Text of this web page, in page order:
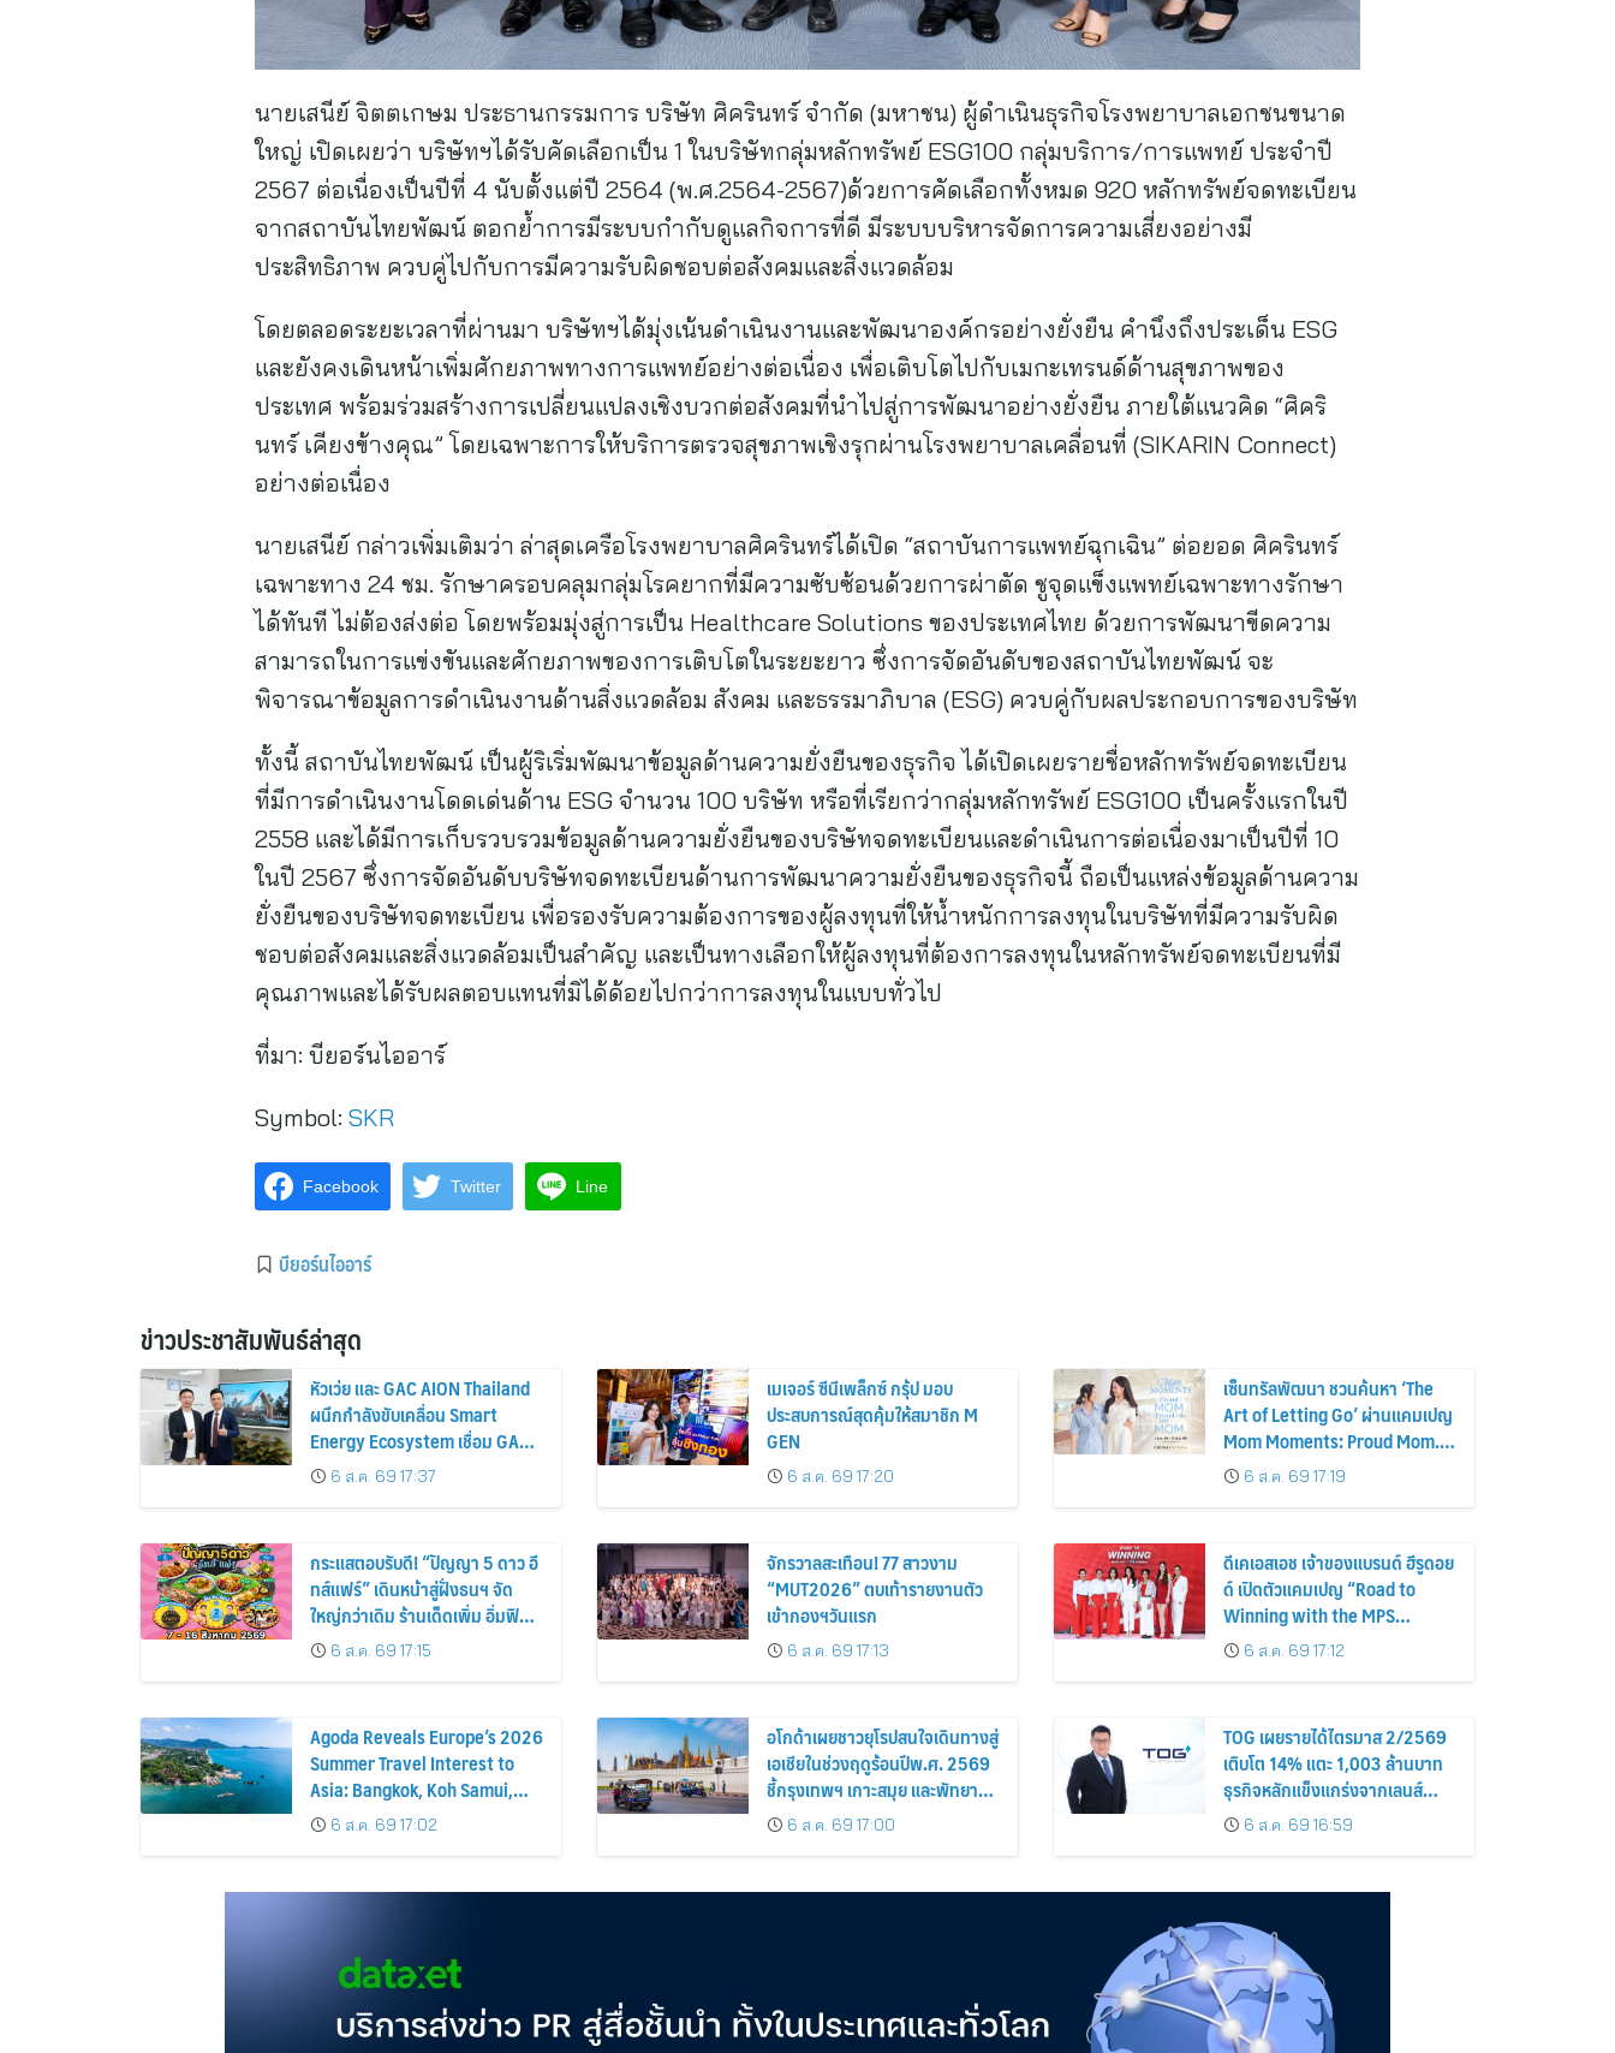
นายเสนีย์ จิตตเกษม ประธานกรรมการ บริษัท ศิครินทร์ จำกัด (มหาชน) ผู้ดำเนินธุรกิจโรงพยาบาลเอกชนขนาด
ใหญ่ เปิดเผยว่า บริษัทฯได้รับคัดเลือกเป็น 1 ในบริษัทกลุ่มหลักทรัพย์ ESG100 กลุ่มบริการ/การแพทย์ ประจำปี
2567 ต่อเนื่องเป็นปีที่ 4 นับตั้งแต่ปี 2564 (พ.ศ.2564-2567)ด้วยการคัดเลือกทั้งหมด 920 หลักทรัพย์จดทะเบียน
จากสถาบันไทยพัฒน์ ตอกย้ำการมีระบบกำกับดูแลกิจการที่ดี มีระบบบริหารจัดการความเสี่ยงอย่างมี
ประสิทธิภาพ ควบคู่ไปกับการมีความรับผิดชอบต่อสังคมและสิ่งแวดล้อม
โดยตลอดระยะเวลาที่ผ่านมา บริษัทฯได้มุ่งเน้นดำเนินงานและพัฒนาองค์กรอย่างยั่งยืน คำนึงถึงประเด็น ESG
และยังคงเดินหน้าเพิ่มศักยภาพทางการแพทย์อย่างต่อเนื่อง เพื่อเติบโตไปกับเมกะเทรนด์ด้านสุขภาพของ
ประเทศ พร้อมร่วมสร้างการเปลี่ยนแปลงเชิงบวกต่อสังคมที่นำไปสู่การพัฒนาอย่างยั่งยืน ภายใต้แนวคิด “ศิคริ
นทร์ เคียงข้างคุณ” โดยเฉพาะการให้บริการตรวจสุขภาพเชิงรุกผ่านโรงพยาบาลเคลื่อนที่ (SIKARIN Connect)
อย่างต่อเนื่อง
นายเสนีย์ กล่าวเพิ่มเติมว่า ล่าสุดเครือโรงพยาบาลศิครินทร์ได้เปิด “สถาบันการแพทย์ฉุกเฉิน” ต่อยอด ศิครินทร์
เฉพาะทาง 24 ชม. รักษาครอบคลุมกลุ่มโรคยากที่มีความซับซ้อนด้วยการผ่าตัด ชูจุดแข็งแพทย์เฉพาะทางรักษา
ได้ทันที ไม่ต้องส่งต่อ โดยพร้อมมุ่งสู่การเป็น Healthcare Solutions ของประเทศไทย ด้วยการพัฒนาขีดความ
สามารถในการแข่งขันและศักยภาพของการเติบโตในระยะยาว ซึ่งการจัดอันดับของสถาบันไทยพัฒน์ จะ
พิจารณาข้อมูลการดำเนินงานด้านสิ่งแวดล้อม สังคม และธรรมาภิบาล (ESG) ควบคู่กับผลประกอบการของบริษัท
ทั้งนี้ สถาบันไทยพัฒน์ เป็นผู้ริเริ่มพัฒนาข้อมูลด้านความยั่งยืนของธุรกิจ ได้เปิดเผยรายชื่อหลักทรัพย์จดทะเบียน
ที่มีการดำเนินงานโดดเด่นด้าน ESG จำนวน 100 บริษัท หรือที่เรียกว่ากลุ่มหลักทรัพย์ ESG100 เป็นครั้งแรกในปี
2558 และได้มีการเก็บรวบรวมข้อมูลด้านความยั่งยืนของบริษัทจดทะเบียนและดำเนินการต่อเนื่องมาเป็นปีที่ 10
ในปี 2567 ซึ่งการจัดอันดับบริษัทจดทะเบียนด้านการพัฒนาความยั่งยืนของธุรกิจนี้ ถือเป็นแหล่งข้อมูลด้านความ
ยั่งยืนของบริษัทจดทะเบียน เพื่อรองรับความต้องการของผู้ลงทุนที่ให้น้ำหนักการลงทุนในบริษัทที่มีความรับผิด
ชอบต่อสังคมและสิ่งแวดล้อมเป็นสำคัญ และเป็นทางเลือกให้ผู้ลงทุนที่ต้องการลงทุนในหลักทรัพย์จดทะเบียนที่มี
คุณภาพและได้รับผลตอบแทนที่มิได้ด้อยไปกว่าการลงทุนในแบบทั่วไป
ที่มา: บียอร์นไออาร์
Symbol: SKR
Facebook Twitter Line
บียอร์นไออาร์
ข่าวประชาสัมพันธ์ล่าสุด
หัวเว่ย และ GAC AION Thailand
ผนึกกำลังขับเคลื่อน Smart
Energy Ecosystem เชื่อม GAC
GN8 PHEV รถยนต์ MPV ระดับ
พรีเมียม เข้ากับพลังงานแสง
6 ส.ค. 69 17:37
เมเจอร์ ซีนีเพล็กซ์ กรุ้ป มอบ
ประสบการณ์สุดคุ้มให้สมาชิก M
GEN
6 ส.ค. 69 17:20
เซ็นทรัลพัฒนา ชวนค้นหา ‘The
Art of Letting Go’ ผ่านแคมเปญ
Mom Moments: Proud Mom.
Proud of My Mom.
6 ส.ค. 69 17:19
กระแสตอบรับดี! “ปัญญา 5 ดาว อี
ทส์แฟร์” เดินหน้าสู่ฝั่งธนฯ จัด
ใหญ่กว่าเดิม ร้านเด็ดเพิ่ม อิ่มฟิน
10 วันเต็ม!
6 ส.ค. 69 17:15
จักรวาลสะเทือน! 77 สาวงาม
“MUT2026” ตบเท้ารายงานตัว
เข้ากองฯวันแรก
6 ส.ค. 69 17:13
ดีเคเอสเอช เจ้าของแบรนด์ ฮีรูดอย
ด์ เปิดตัวแคมเปญ “Road to
Winning with the MPS
Science”
6 ส.ค. 69 17:12
Agoda Reveals Europe’s 2026
Summer Travel Interest to
Asia: Bangkok, Koh Samui,
and Pattaya Among the Top
Cities
6 ส.ค. 69 17:02
อโกด้าเผยชาวยุโรปสนใจเดินทางสู่
เอเชียในช่วงฤดูร้อนปีพ.ศ. 2569
ชี้กรุงเทพฯ เกาะสมุย และพัทยา
ติดอันดับเมืองยอดนิยม
6 ส.ค. 69 17:00
TOG เผยรายได้ไตรมาส 2/2569
เติบโต 14% แตะ 1,003 ล้านบาท
ธุรกิจหลักแข็งแกร่งจากเลนส์
มูลค่าเพิ่ม และการขยายตลาดต่าง
ประเทศ พร้อมเดินหน้าลงทุนเพื่อ
6 ส.ค. 69 16:59